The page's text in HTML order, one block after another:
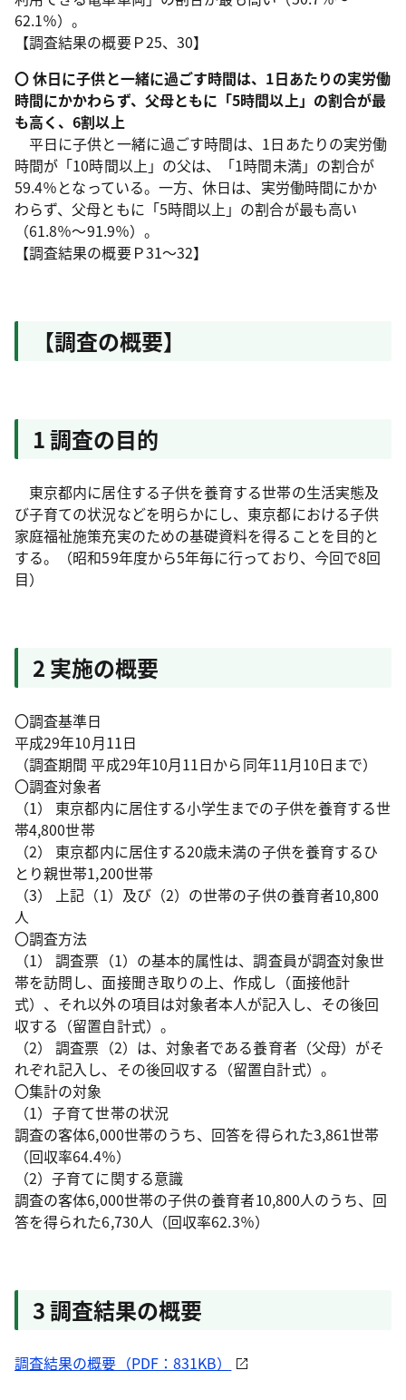
62.1％）。
【調査結果の概要Ｐ25、30】
〇 休日に子供と一緒に過ごす時間は、1日あたりの実労働
時間にかかわらず、父母ともに「5時間以上」の割合が最
も高く、6割以上
平日に子供と一緒に過ごす時間は、1日あたりの実労働
時間が「10時間以上」の父は、「1時間未満」の割合が
59.4％となっている。一方、休日は、実労働時間にかか
わらず、父母ともに「5時間以上」の割合が最も高い
（61.8％～91.9％）。
【調査結果の概要Ｐ31～32】
【調査の概要】
1 調査の目的
東京都内に居住する子供を養育する世帯の生活実態及
び子育ての状況などを明らかにし、東京都における子供
家庭福祉施策充実のための基礎資料を得ることを目的と
する。（昭和59年度から5年毎に行っており、今回で8回
目）
2 実施の概要
〇調査基準日
平成29年10月11日
（調査期間 平成29年10月11日から同年11月10日まで）
〇調査対象者
（1） 東京都内に居住する小学生までの子供を養育する世
帯4,800世帯
（2） 東京都内に居住する20歳未満の子供を養育するひ
とり親世帯1,200世帯
（3） 上記（1）及び（2）の世帯の子供の養育者10,800
人
〇調査方法
（1） 調査票（1）の基本的属性は、調査員が調査対象世
帯を訪問し、面接聞き取りの上、作成し（面接他計
式）、それ以外の項目は対象者本人が記入し、その後回
収する（留置自計式）。
（2） 調査票（2）は、対象者である養育者（父母）がそ
れぞれ記入し、その後回収する（留置自計式）。
〇集計の対象
（1）子育て世帯の状況
調査の客体6,000世帯のうち、回答を得られた3,861世帯
（回収率64.4％）
（2）子育てに関する意識
調査の客体6,000世帯の子供の養育者10,800人のうち、回
答を得られた6,730人（回収率62.3％）
3 調査結果の概要
調査結果の概要（PDF：831KB）